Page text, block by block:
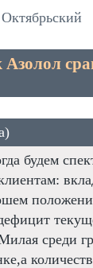
будем
среди